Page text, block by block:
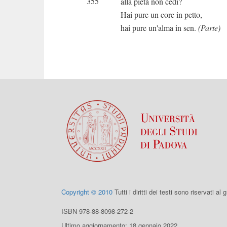
Hai pure un core in petto,
hai pure un'alma in sen. (Parte)
Copyright © 2010 Tutti i diritti dei testi sono riservati al
ISBN 978-88-8098-272-2
Ultimo aggiornamento: 18 gennaio 2022